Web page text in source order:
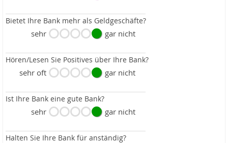
Bietet Ihre Bank mehr als Geldgeschäfte?
sehr gar nicht
Hören/Lesen Sie Positives über Ihre Bank?
sehr oft gar nicht
Ist Ihre Bank eine gute Bank?
sehr gar nicht
Halten Sie Ihre Bank für anständig?